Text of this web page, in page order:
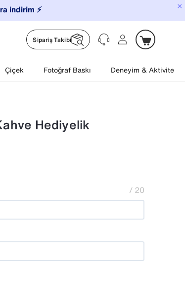
×
indirim ⚡️
Sipariş Takibi
Çiçek Fotoğraf Baskı Deneyim & Aktivite
Hediyelik
20